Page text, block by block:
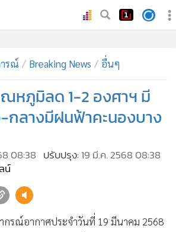
รณ์ Breaking News อื่นๆ
ณหภูมิลด 1-2 องศาฯ มี
กลางมีฝนฟ้าคะนองบาง
08:38 ปรับปรุง: 19 มี.ค. 2568 08:38
น์
รณ์อากาศประจำวันที่ 19 มีนาคม 2568